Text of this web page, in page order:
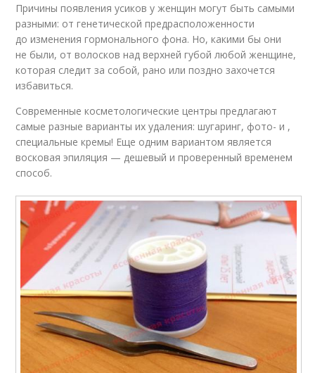
Причины появления усиков у женщин могут быть самыми
разными: от генетической предрасположенности
до изменения гормонального фона. Но, какими бы они
не были, от волосков над верхней губой любой женщине,
которая следит за собой, рано или поздно захочется
избавиться.
Современные косметологические центры предлагают
самые разные варианты их удаления: шугаринг, фото- и ,
специальные кремы! Еще одним вариантом является
восковая эпиляция — дешевый и проверенный временем
способ.